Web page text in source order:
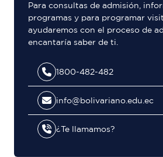
Para consultas de admisión,
programas y para programar
ayudaremos con el proceso de
encantaría saber de ti.
1800-482-482
info@bolivariano.edu.ec
¿Te llamamos?